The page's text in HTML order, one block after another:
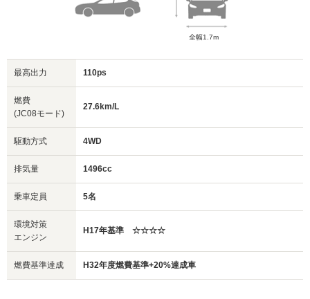
全幅1.7m
最高出力 110ps
燃費
(JC08モード)
27.6km/L
駆動方式 4WD
排気量 1496cc
乗車定員 5名
環境対策
エンジン
H17年基準 ☆☆☆☆
燃費基準達成 H32年度燃費基準+20%達成車